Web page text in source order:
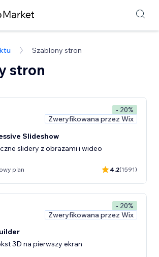
Szablony stron
stron
- 20%
Zweryfikowana przez Wix
Slideshow
slidery z obrazami i wideo
plan 4.2(1591)
- 20%
Zweryfikowana przez Wix
3D na pierwszy ekran